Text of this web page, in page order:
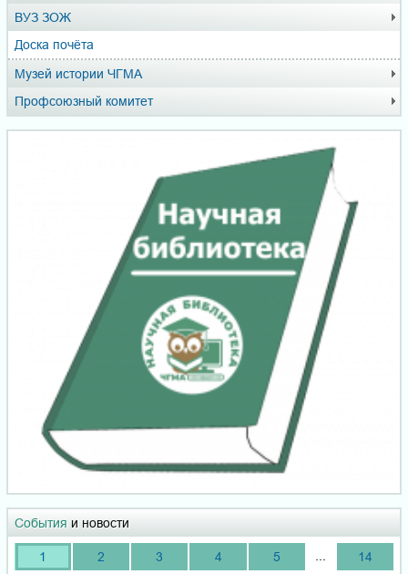
ВУЗ ЗОЖ
Доска почёта
Музей истории ЧГМА
Профсоюзный комитет
События и новости
1 2 3 4 5 14